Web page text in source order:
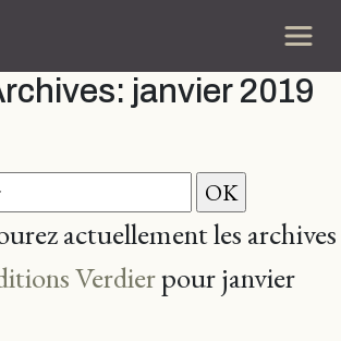
janvier 2019
actuellement les archives
Verdierpour janvier